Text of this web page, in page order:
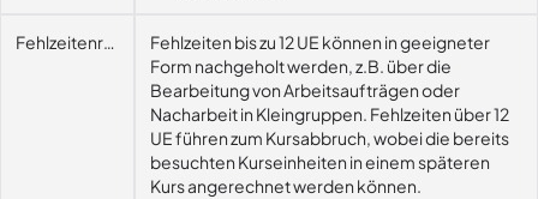
FehlzeitenregelungFehlzeiten bis zu 12 UE können in geeigneter
Form nachgeholt werden, z.B. über die
Bearbeitung von Arbeitsaufträgen oder
Nacharbeit in Kleingruppen. Fehlzeiten über 12
UE führen zum Kursabbruch, wobei die bereits
besuchten Kurseinheiten in einem späteren
Kurs angerechnet werden können.